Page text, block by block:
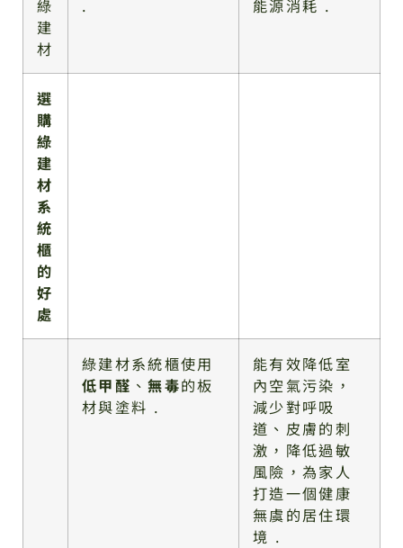
綠
建
材
.
能源消耗 .
選
購
綠
建
材
系
統
櫃
的
好
處
綠建材系統櫃使用
低甲醛 、無毒的板
材與塗料 .
能有效降低室
內空氣污染，
減少對呼吸
道、皮膚的刺
激，降低過敏
風險，為家人
打造一個健康
無虞的居住環
境 .